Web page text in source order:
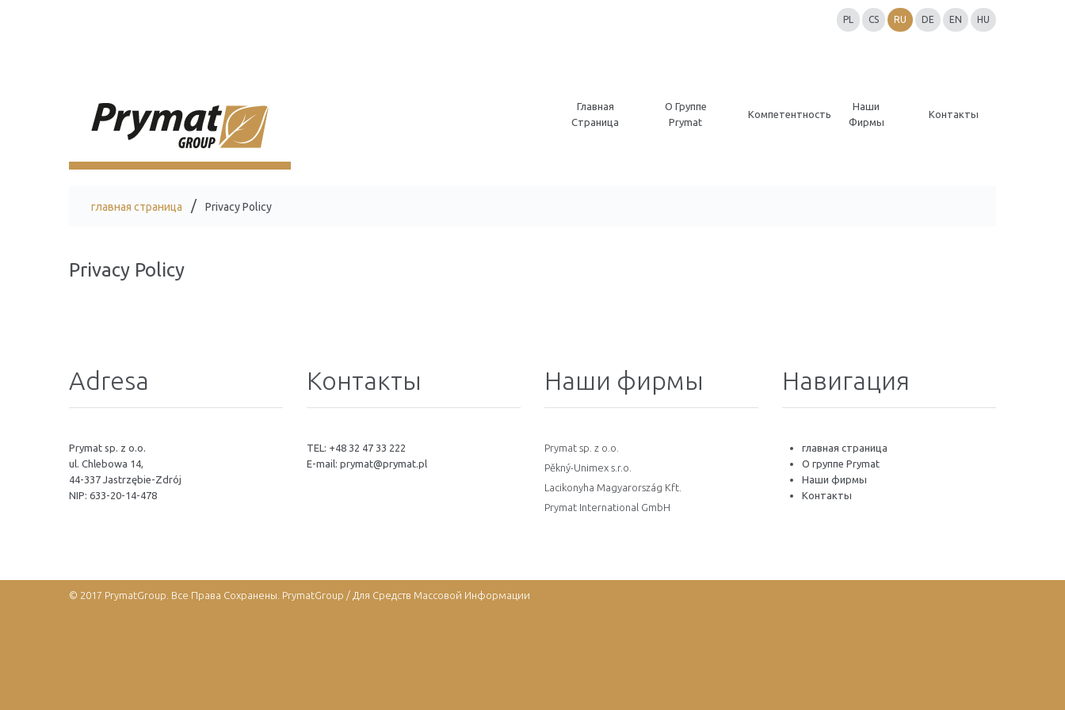
PL CS RU DE EN HU
Главная
Страница
O Группе
Prymat
Компетентность
Наши
Фирмы
Контакты
главная страница Privacy Policy
Privacy Policy
Adresa
Prymat sp. z o.o.
ul. Chlebowa 14,
44-337 Jastrzębie-Zdrój
NIP: 633-20-14-478
Контакты
TEL: +48 32 47 33 222
E-mail: prymat@prymat.pl
Наши фирмы
Prymat sp. z o.o.
Pěkný-Unimex s.r.o.
Lacikonyha Magyarország Kft.
Prymat International GmbH
Навигация
главная страница
O группе Prymat
Наши фирмы
Контакты
© 2017 PrymatGroup. Все Права Сохранены. PrymatGroup / Для Средств Массовой Информации